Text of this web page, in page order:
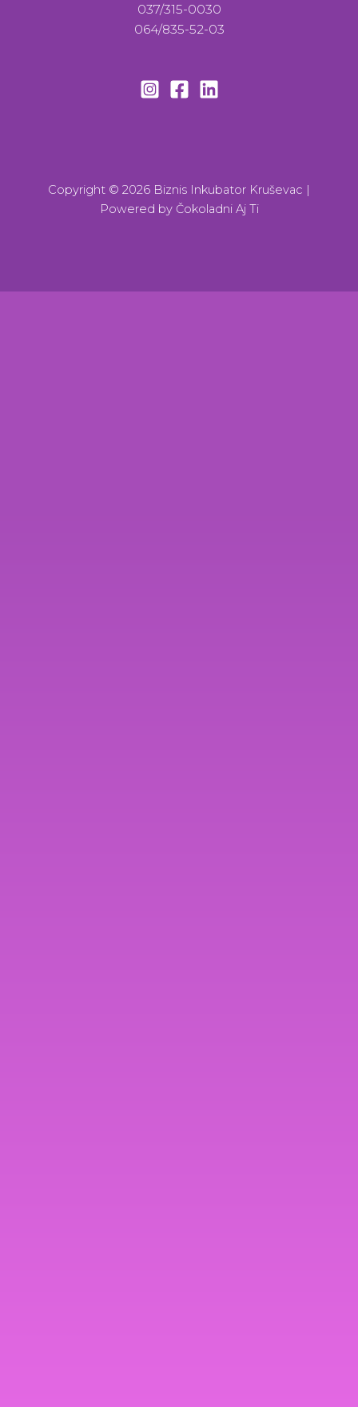
037/315-0030
064/835-52-03
Copyright © 2026 Biznis Inkubator Kruševac |
Powered by Čokoladni Aj Ti